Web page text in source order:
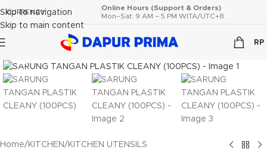
Skip to navigation
Skip to main content
CURRENCY
Online Hours (Support & Orders)
Mon–Sat: 9 AM – 5 PM WITA/UTC+8
RP
Click to enlarge
Home/ KITCHEN/ KITCHEN UTENSILS